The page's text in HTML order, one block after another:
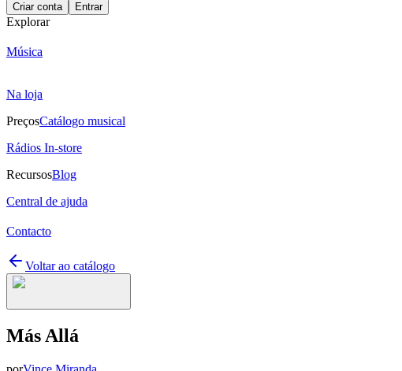
Criar conta Entrar
Explorar
Música
Na loja
PreçosCatálogo musical
Rádios In-store
RecursosBlog
Central de ajuda
Contacto
Voltar ao catálogo
Más Allá